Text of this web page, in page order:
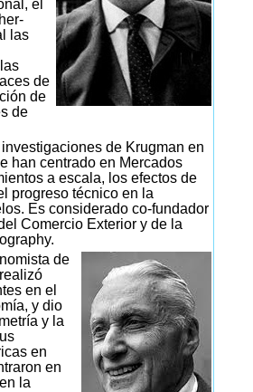
el
las
de
de
de
investigaciones de Krugman en
han centrado en Mercados
a escala, los efectos de
progreso técnico en la
Es considerado co-fundador
Comercio Exterior y de la
de
en el
y dio
y la
en
en
la